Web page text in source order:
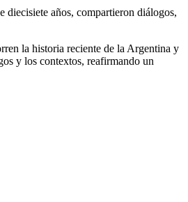
diecisiete años, compartieron diálogos,
la historia reciente de la Argentina y
y los contextos, reafirmando un